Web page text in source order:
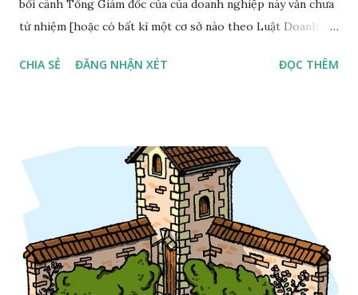
bối cảnh Tổng Giám đốc của của doanh nghiệp này vẫn chưa
từ nhiệm [hoặc có bất kì một cơ sở nào theo Luật Doanh
dứt]. Tôi tôn trọng quan điểm của Luật sư Trương Thanh
CHIA SẺ ĐĂNG NHẬN XÉT ĐỌC THÊM